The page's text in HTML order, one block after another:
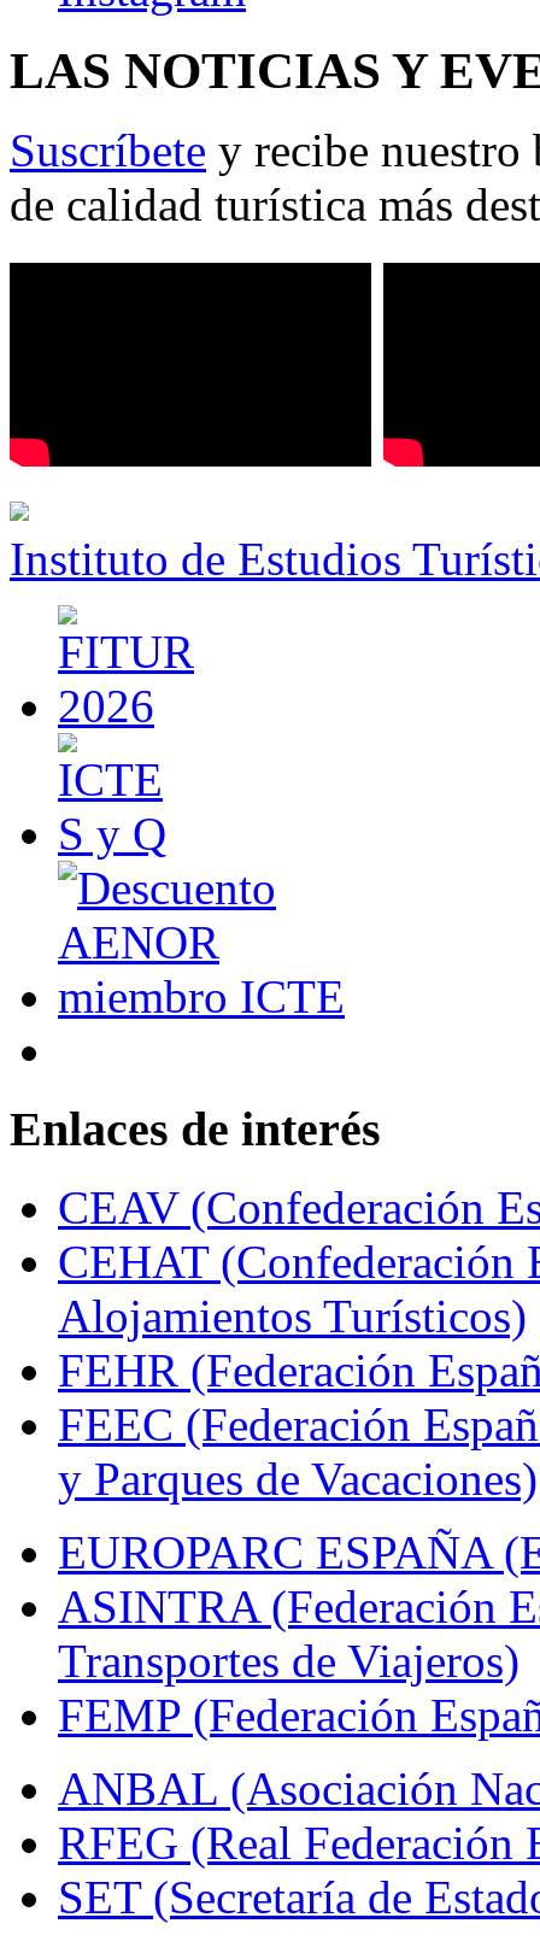
LAS NOTICIAS Y
Suscríbete y recibe nuestro
de calidad turística más
Instituto de Estudios
Enlaces de interés
CEAV (Confederación
CEHAT (Confederación
Alojamientos Turísticos)
FEHR (Federación
FEEC (Federación
y Parques de Vacaciones)
EUROPARC ESPAÑA
ASINTRA (Federación
Transportes de Viajeros)
FEMP (Federación
ANBAL (Asociación
RFEG (Real Federación
SET (Secretaría de